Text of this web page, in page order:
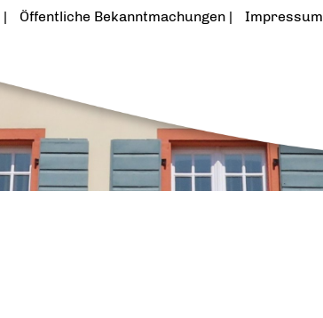
Öffentliche Bekanntmachungen Impressum